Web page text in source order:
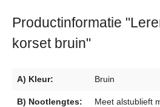
Productinformatie
korset bruin"
A) Kleur: Bruin
B) Nootlengtes:
Meet alstublieft